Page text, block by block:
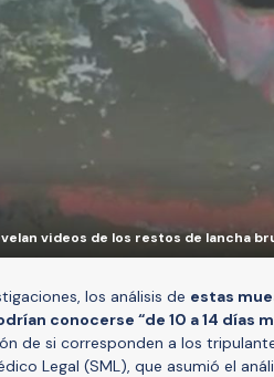
videos de los restos de lancha
los análisis de estas
conocerse “de 10 a 14 días
de si corresponden a los
Legal (SML), que asumió el